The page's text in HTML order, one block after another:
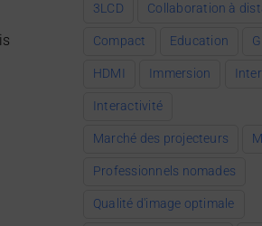
3LCD Collaboration à
Compact Education
HDMI Immersion
Interactivité
Marché des projecteurs
Professionnels nomades
Qualité d'image optimale